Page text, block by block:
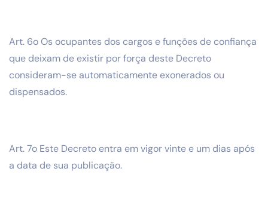
Art. 6o Os ocupantes dos cargos e funções de confiança
que deixam de existir por força deste Decreto
consideram-se automaticamente exonerados ou
dispensados.
Art. 7o Este Decreto entra em vigor vinte e um dias após
a data de sua publicação.